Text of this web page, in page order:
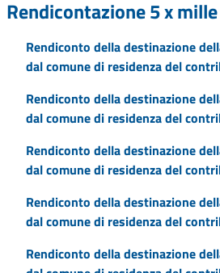
Rendicontazione 5 x mille
Rendiconto della destinazione
dal comune di residenza del
Rendiconto della destinazione
dal comune di residenza del
Rendiconto della destinazione
dal comune di residenza del
Rendiconto della destinazione
dal comune di residenza del
Rendiconto della destinazione